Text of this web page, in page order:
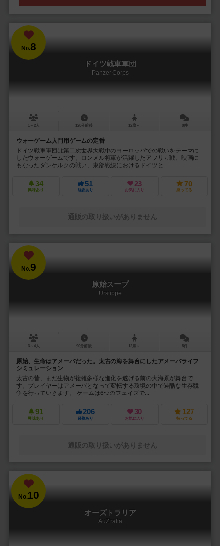
No.8
ドイツ戦車軍団
Panzer Corps
1～2人 120分前後 12歳～ 8件
ウォーゲーム入門用ゲームの定番
ドイツ戦車軍団は第二次世界大戦中のヨーロッパでの戦いをテーマに
したウォーゲームです。ロンメル将軍が活躍したアフリカ戦、映画に
もなったダンケルクの戦い、東部戦線におけるドイツと...
34
興味あり
51
経験あり
23
お気に入り
70
持ってる
通販の取り扱いがありません
No.9
原始スープ
Ursuppe
3～4人 90分前後 12歳～ 5件
原始、生命はアメーバだった。太古の海を舞台にしたアメーバライフ
シミュレーション
太古の昔、まだ生物が複雑多様な進化を遂げる前の大海原が舞台で
す。プレイヤーはアメーバとなって変転する環境の中で過酷な生存競
争を行っていきます。 ゲームは6つのフェイズで...
91
興味あり
206
経験あり
30
お気に入り
127
持ってる
通販の取り扱いがありません
No.10
オーズトラリア
AuZtralia